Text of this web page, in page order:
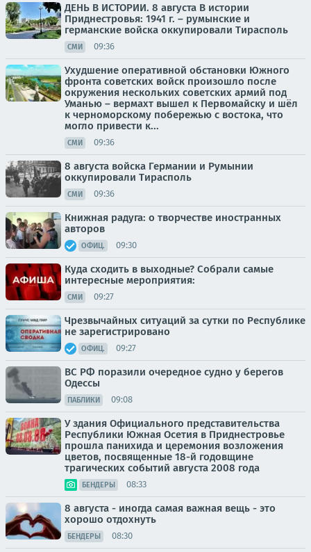
ДЕНЬ В ИСТОРИИ. 8 августа В истории
Приднестровья: 1941 г. – румынские и
германские войска оккупировали Тирасполь
СМИ 09:36
Ухудшение оперативной обстановки Южного
фронта советских войск произошло после
окружения нескольких советских армий под
Уманью – вермахт вышел к Первомайску и шёл
к черноморскому побережью с востока, что
могло привести к...
СМИ 09:36
8 августа войска Германии и Румынии
оккупировали Тирасполь
СМИ 09:36
Книжная радуга: о творчестве иностранных
авторов
ОФИЦ. 09:30
Куда сходить в выходные? Собрали самые
интересные мероприятия:
СМИ 09:27
Чрезвычайных ситуаций за сутки по Республике
не зарегистрировано
ОФИЦ. 09:27
ВС РФ поразили очередное судно у берегов
Одессы
ПАБЛИКИ 09:08
У здания Официального представительства
Республики Южная Осетия в Приднестровье
прошла панихида и церемония возложения
цветов, посвященные 18-й годовщине
трагических событий августа 2008 года
БЕНДЕРЫ 08:33
8 августа - иногда самая важная вещь - это
хорошо отдохнуть
БЕНДЕРЫ 08:30